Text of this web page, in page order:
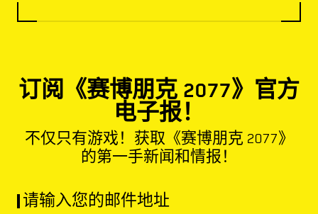
订阅《赛博朋克 2077》官方
电子报！
不仅只有游戏！获取《赛博朋克 2077》
的第一手新闻和情报！
请输入您的邮件地址